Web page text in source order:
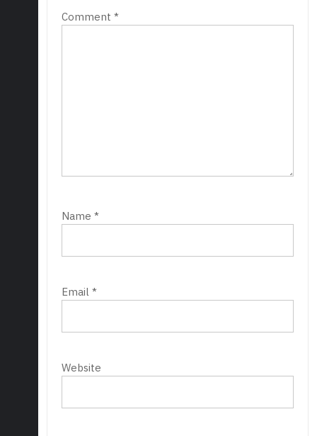
Comment *
Name *
Email *
Website